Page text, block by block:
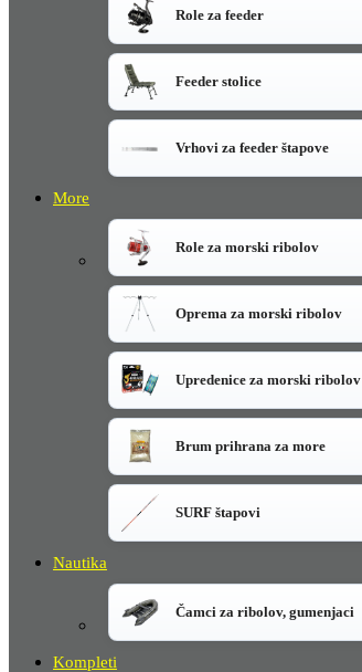
Role za feeder
Feeder stolice
Vrhovi za feeder štapove
More
Role za morski ribolov
Oprema za morski ribolov
Upredenice za morski ribolov
Brum prihrana za more
SURF štapovi
Nautika
Čamci za ribolov, gumenjaci
Kompleti